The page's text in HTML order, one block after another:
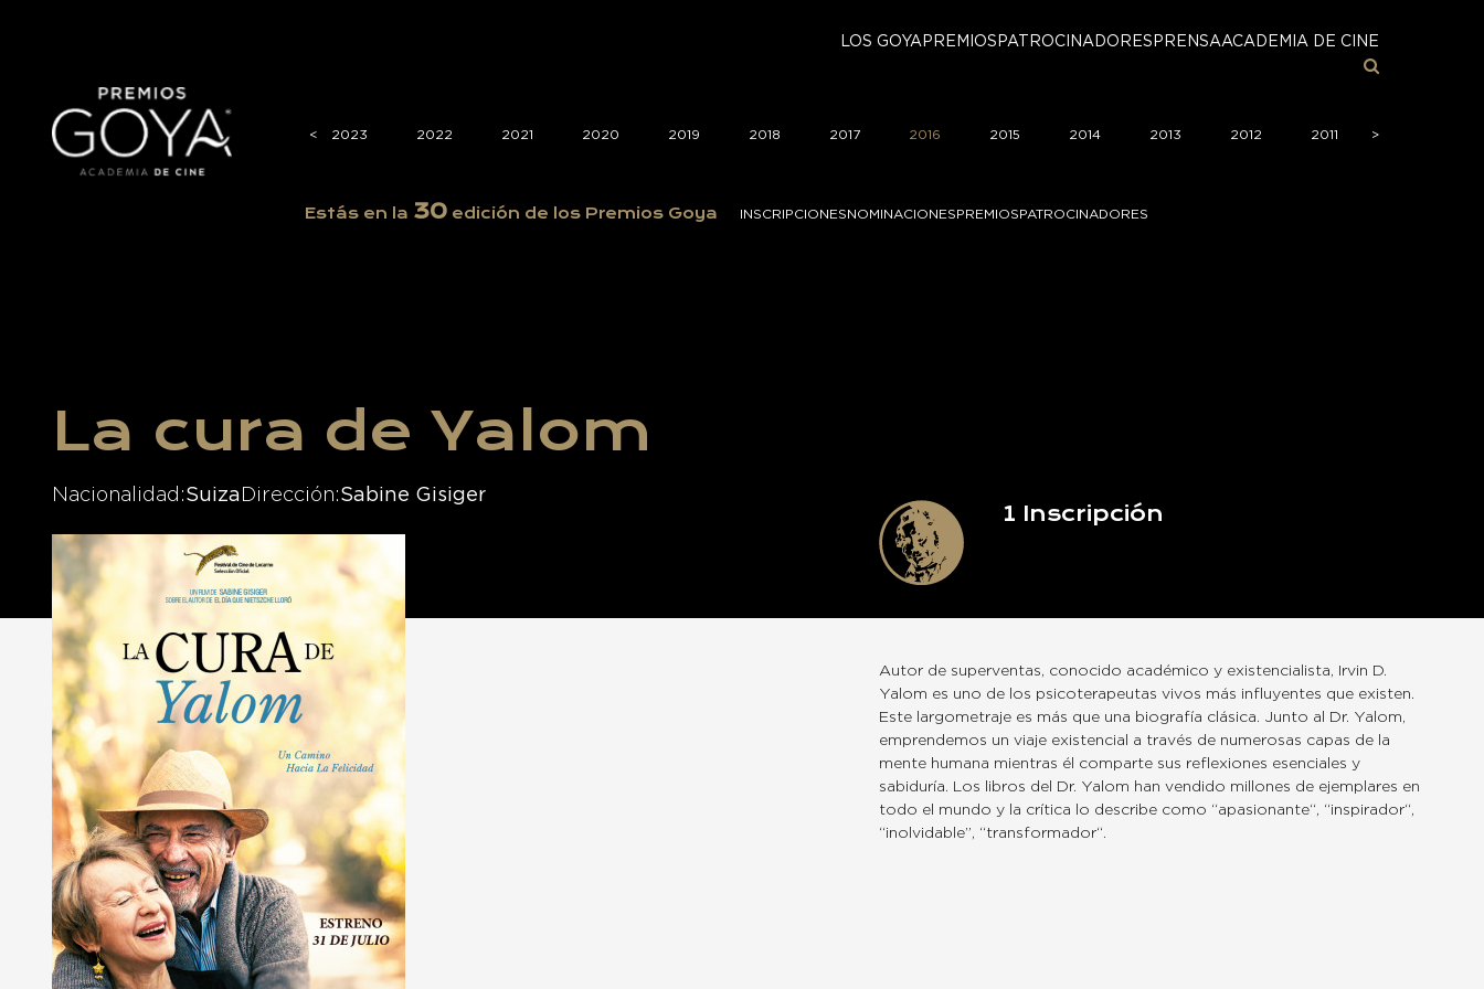
LOS GOYA PREMIOS PATROCINADORES PRENSAACADEMIA DE CINE
<
<
2026 2025 2023 2022 2021 2020 2019 2018 2017 2016 2015 2014 2013 2012 2011 >
>
Estás en la 30 edición de los Premios Goya INSCRIPCIONESNOMINACIONESPREMIOSPATROCINADORES
La cura de Yalom
Nacionalidad Suiza Dirección Sabine Gisiger
1 Inscripción
Autor de superventas, conocido académico y existencialista, Irvin D.
Yalom es uno de los psicoterapeutas vivos más influyentes que existen.
Este largometraje es más que una biografía clásica. Junto al Dr. Yalom,
emprendemos un viaje existencial a través de numerosas capas de la
mente humana mientras él comparte sus reflexiones esenciales y
sabiduría. Los libros del Dr. Yalom han vendido millones de ejemplares en
todo el mundo y la crítica lo describe como “apasionante“, “inspirador“,
“inolvidable”, “transformador“.